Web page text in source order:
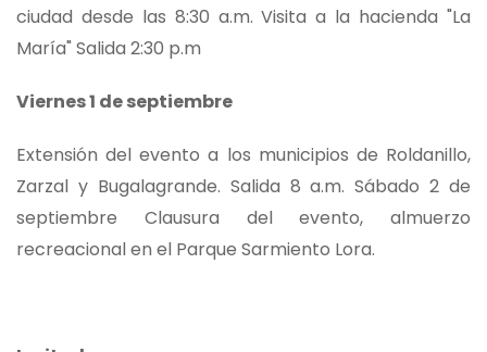
ciudad desde las 8:30 a.m. Visita a la hacienda "La
María" Salida 2:30 p.m
Viernes 1 de septiembre
Extensión del evento a los municipios de Roldanillo,
Zarzal y Bugalagrande. Salida 8 a.m. Sábado 2 de
septiembre Clausura del evento, almuerzo
recreacional en el Parque Sarmiento Lora.